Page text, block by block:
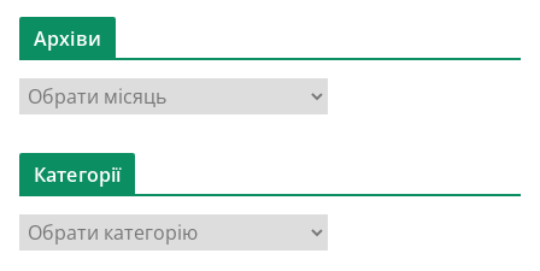
Архіви
р
х
в
Категорії
а